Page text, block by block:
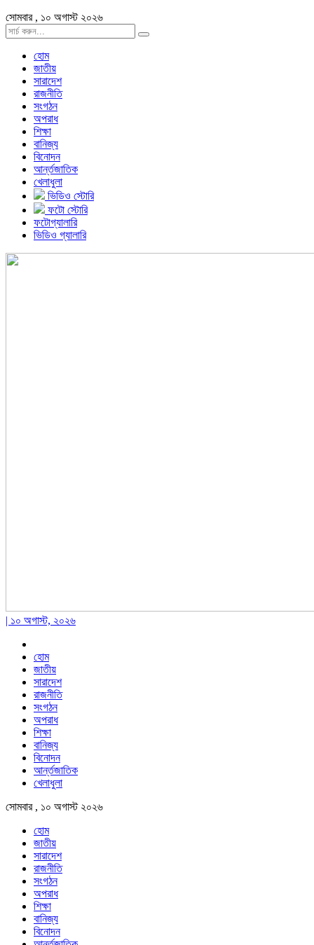
সোমবার , ১০ অগাস্ট ২০২৬
হোম
জাতীয়
সারাদেশ
রাজনীতি
সংগঠন
অপরাধ
শিক্ষা
বানিজ্য
বিনোদন
আর্ন্তজাতিক
খেলাধুলা
ভিডিও স্টোরি
ফটো স্টোরি
ফটোগ্যালারি
ভিডিও গ্যালারি
| ১০ অগাস্ট, ২০২৬
হোম
জাতীয়
সারাদেশ
রাজনীতি
সংগঠন
অপরাধ
শিক্ষা
বানিজ্য
বিনোদন
আর্ন্তজাতিক
খেলাধুলা
সোমবার , ১০ অগাস্ট ২০২৬
হোম
জাতীয়
সারাদেশ
রাজনীতি
সংগঠন
অপরাধ
শিক্ষা
বানিজ্য
বিনোদন